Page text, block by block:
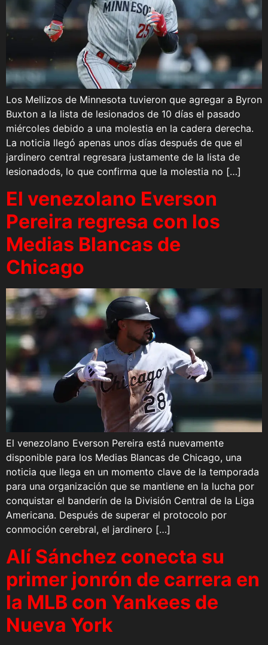
Los Mellizos de Minnesota tuvieron que agregar a Byron
Buxton a la lista de lesionados de 10 días el pasado
miércoles debido a una molestia en la cadera derecha.
La noticia llegó apenas unos días después de que el
jardinero central regresara justamente de la lista de
lesionadods, lo que confirma que la molestia no […]
El venezolano Everson
Pereira regresa con los
Medias Blancas de
Chicago
El venezolano Everson Pereira está nuevamente
disponible para los Medias Blancas de Chicago, una
noticia que llega en un momento clave de la temporada
para una organización que se mantiene en la lucha por
conquistar el banderín de la División Central de la Liga
Americana. Después de superar el protocolo por
conmoción cerebral, el jardinero […]
Alí Sánchez conecta su
primer jonrón de carrera en
la MLB con Yankees de
Nueva York